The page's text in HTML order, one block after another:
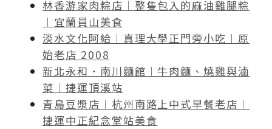
林香游家肉粽店︱整隻包入的麻油雞腿粽
︱宜蘭員山美食
淡水文化阿給︱真理大學正門旁小吃︱原
始老店 2008
新北永和．南川麵館︱牛肉麵、燒雞與滷
菜︱捷運頂溪站
青島豆漿店︱杭州南路上中式早餐老店︱
捷運中正紀念堂站美食